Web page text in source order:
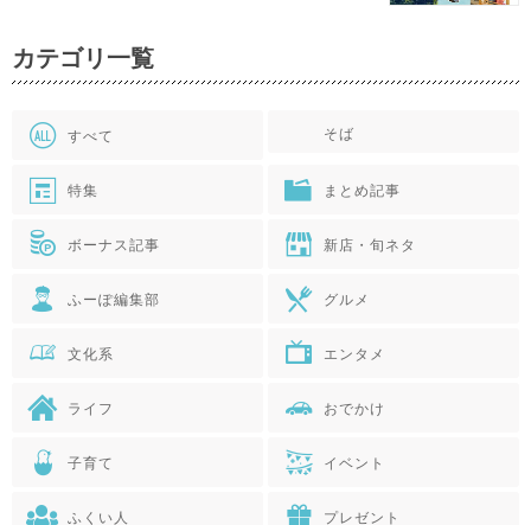
カテゴリ一覧
すべて そば
特集 まとめ記事
ボーナス記事 新店・旬ネタ
ふーぽ編集部 グルメ
文化系 エンタメ
ライフ おでかけ
子育て イベント
ふくい人 プレゼント